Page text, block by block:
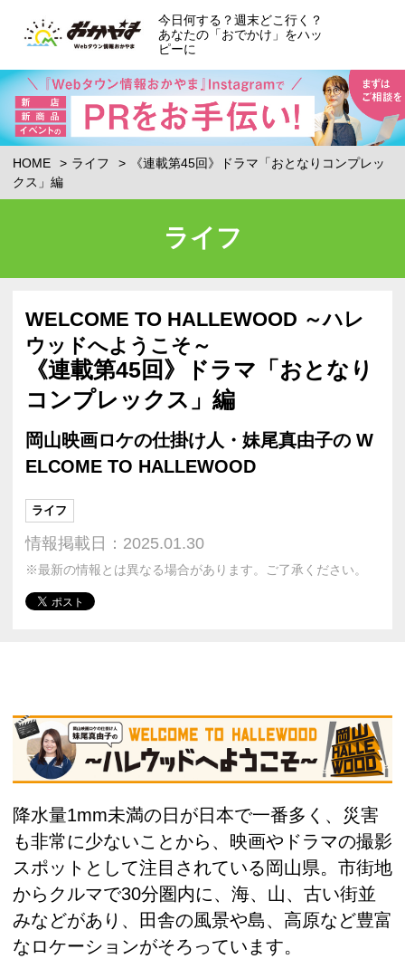
今日何する？週末どこ行く？
あなたの「おでかけ」をハッ
ピーに
HOME ライフ
《連載第45回》ドラマ「おとなりコンプレッ
クス」編
ライフ
WELCOME TO HALLEWOOD ～ハレ
ウッドへようこそ～
《連載第45回》ドラマ「おとなり
コンプレックス」編
岡山映画ロケの仕掛け人・妹尾真由子の W
ELCOME TO HALLEWOOD
ライフ
情報掲載日：2025.01.30
※最新の情報とは異なる場合があります。ご了承ください。
降水量1mm未満の日が日本で一番多く、災害
も非常に少ないことから、映画やドラマの撮影
スポットとして注目されている岡山県。市街地
からクルマで30分圏内に、海、山、古い街並
みなどがあり、田舎の風景や島、高原など豊富
なロケーションがそろっています。